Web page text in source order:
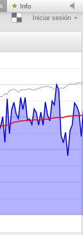
Info
Iniciar sesión